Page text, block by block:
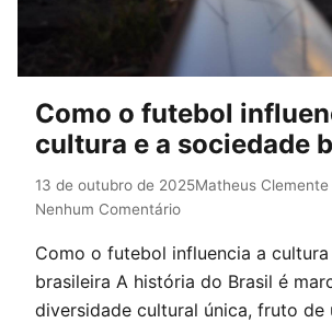
Como o futebol
cultura e a sociedade
13 de outubro de 2025Matheus Clemente
Nenhum Comentário
Como o futebol influencia a
brasileira A história do Brasil é
diversidade cultural única, fruto